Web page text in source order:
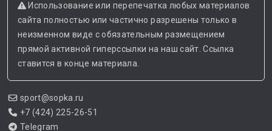
Использование или перепечатка любых материалов
сайта полностью или частично разрешены только в
неизменном виде с обязательным размещением
прямой активной гиперссылки на наш сайт. Ссылка
ставится в конце материала.
sport@sopka.ru
+7 (424) 225-26-51
Telegram